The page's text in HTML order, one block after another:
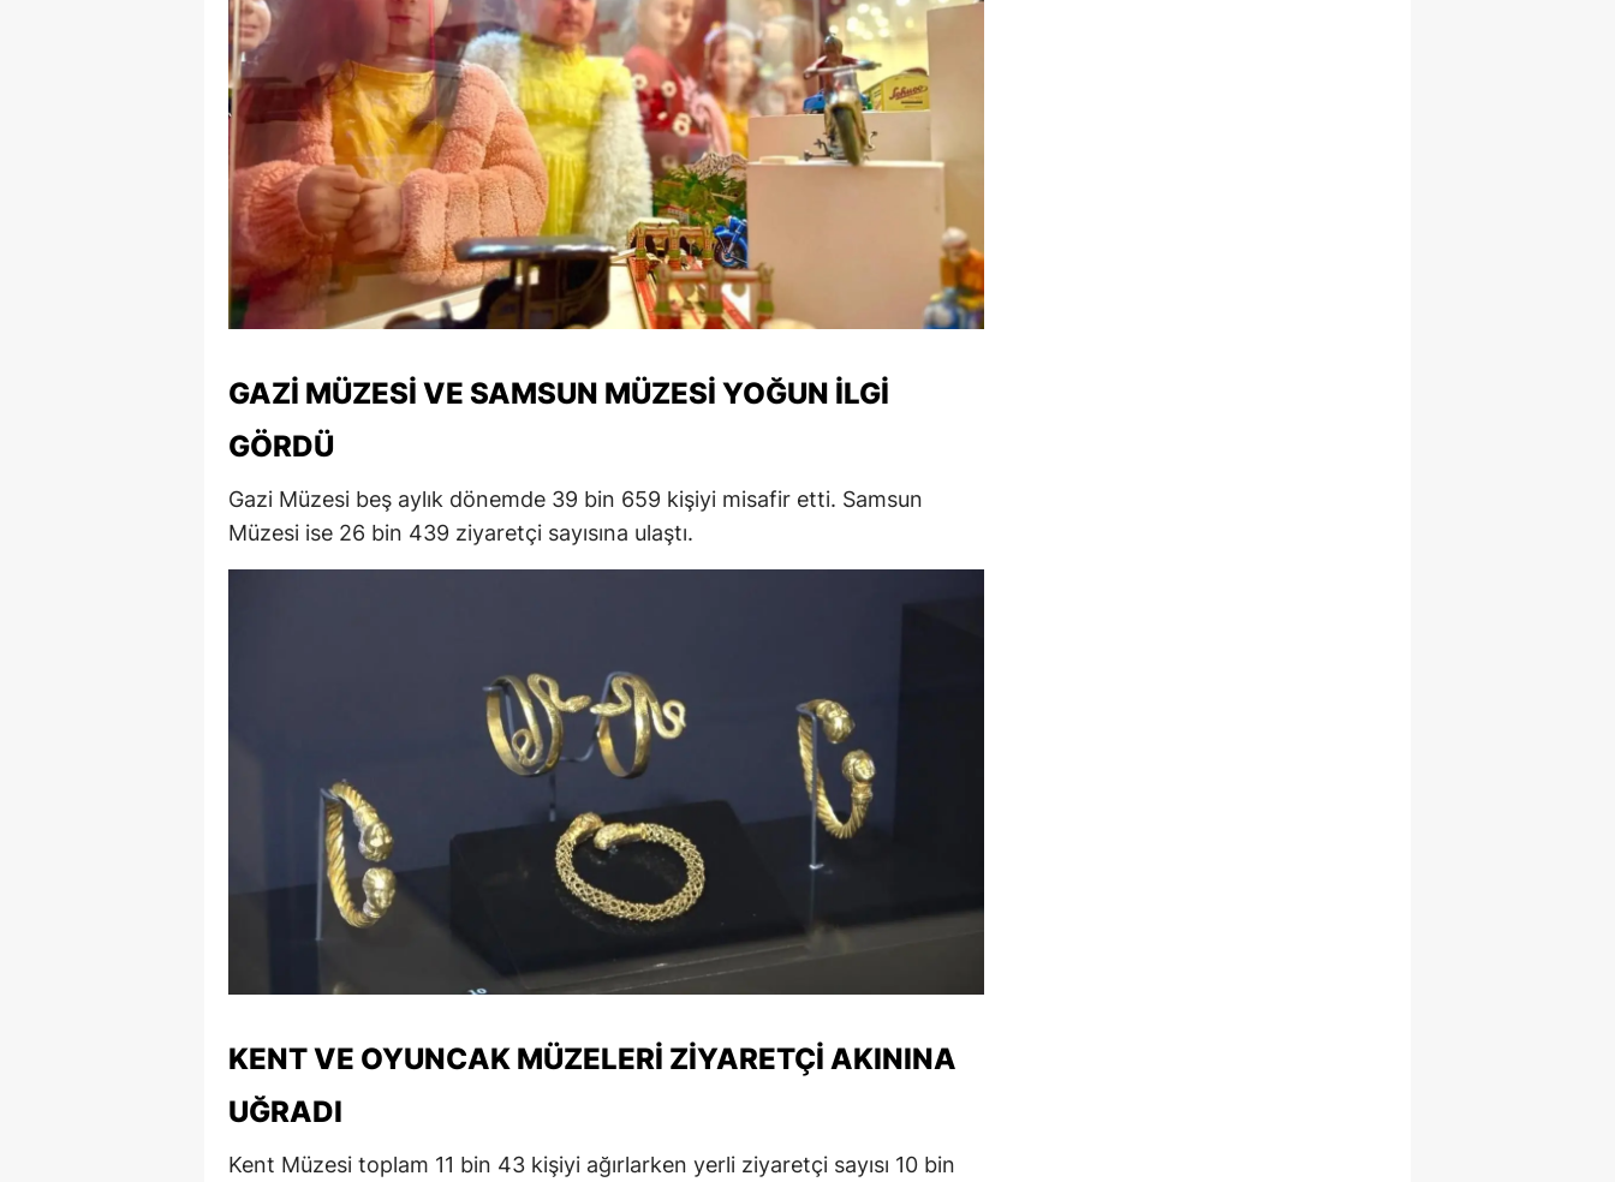
Gaziantep
Giresun
Gümüşhane
Hakkari
Hatay
Isparta
Mersin
İzmir
Kastamonu
Kocaeli
Konya
Kütahya
Malatya
Manisa
Mardin
Muğla
GAZI MÜZESI VE SAMSUN MÜZESI YOĞUN İLGI
GÖRDÜ
Gazi Müzesi beş aylık dönemde 39 bin 659 kişiyi misafir etti. Samsun
Müzesi ise 26 bin 439 ziyaretçi sayısına ulaştı.
KENT VE OYUNCAK MÜZELERI ZIYARETÇI AKININA
UĞRADI
Kent Müzesi toplam 11 bin 43 kişiyi ağırlarken yerli ziyaretçi sayısı 10 bin